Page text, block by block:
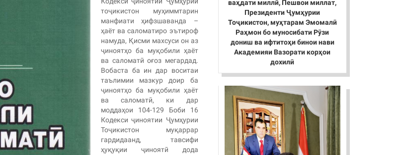
тоҷикистон муҳиммтарин
манфиати ҳифзшаванда –
ҳаёт ва саломатиро эътироф
намуда, Қисми махсуси он аз
ҷиноятҳо ба муқобили ҳаёт
ва саломатӣ оғоз мегардад.
Вобаста ба ин дар воситаи
таълимии мазкур доир ба
ҷиноятҳо ба муқобили ҳаёт
ва саломатӣ, ки дар
моддаҳои 104-129 Боби 16
Кодекси ҷиноятии Ҷумҳурии
Тоҷикистон муқаррар
гардидаанд, тавсифи
ҳуқуқии ҷиноятӣ дода
ваҳдати миллӣ, Пешвои миллат,
Президенти Ҷумҳурии
Тоҷикистон, муҳтарам Эмомалӣ
Раҳмон бо муносибати Рӯзи
дониш ва ифтитоҳи бинои нави
Академияи Вазорати корҳои
дохилӣ